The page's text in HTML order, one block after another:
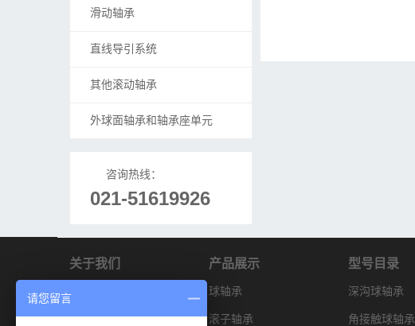
滑动轴承
直线导引系统
其他滚动轴承
外球面轴承和轴承座单元
咨询热线：
021-51619926
关于我们
产品信息
解决方案
产品展示
球轴承
滚子轴承
型号目录
深沟球轴承
角接触球轴承
请您留言